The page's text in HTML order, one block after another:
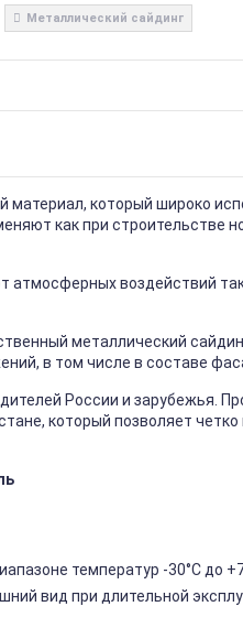
Металлический сайдинг
который широко
как при строительстве
воздействий
металлический
в том числе в составе
России и зарубежья.
который позволяет
температур -30°C до
вид при длительной